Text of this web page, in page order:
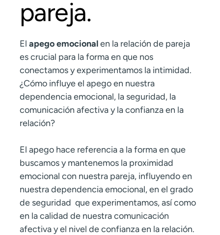
pareja.
El apego emocionalen la relación de pareja
es crucial para la forma en que nos
conectamos y experimentamos la intimidad.
¿Cómo influye el apego en nuestra
dependencia emocional, la seguridad, la
comunicación afectiva y la confianza en la
relación?
El apego hace referencia a la forma en que
buscamos y mantenemos la proximidad
emocional con nuestra pareja, influyendo en
nuestra dependencia emocional, en el grado
de seguridad que experimentamos, así como
en la calidad de nuestra comunicación
afectiva y el nivel de confianza en la relación.